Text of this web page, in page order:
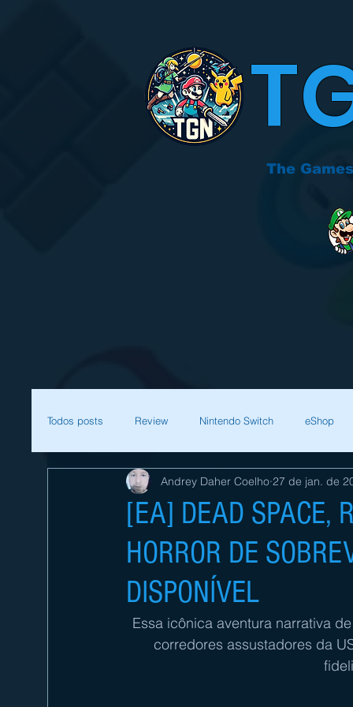
The
Todos posts Review Nintendo Switch eShop
Mega Man Zelda Bethesda
Final Fantasy Xenoblade
[EA] DEAD SPACE,
HORROR DE
DISPONÍVEL
Andrey Daher Coelho 27 de jan. de
Essa icônica aventura narrativa
corredores assustadores da